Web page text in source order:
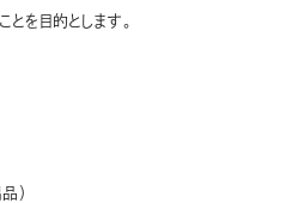
を目的とします。
）